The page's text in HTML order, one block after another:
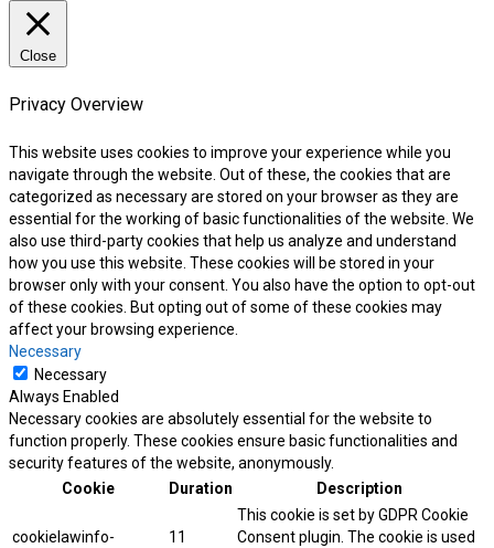
Close
Privacy Overview
This website uses cookies to improve your experience while you
navigate through the website. Out of these, the cookies that are
categorized as necessary are stored on your browser as they are
essential for the working of basic functionalities of the website. We
also use third-party cookies that help us analyze and understand
how you use this website. These cookies will be stored in your
browser only with your consent. You also have the option to opt-out
of these cookies. But opting out of some of these cookies may
affect your browsing experience.
Necessary
Necessary
Always Enabled
Necessary cookies are absolutely essential for the website to
function properly. These cookies ensure basic functionalities and
security features of the website, anonymously.
Cookie
Duration Description
cookielawinfo-
11
This cookie is set by GDPR Cookie
Consent plugin. The cookie is used